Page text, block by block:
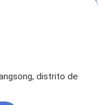
distrito de